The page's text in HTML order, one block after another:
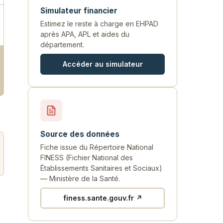
Simulateur financier
Estimez le reste à charge en EHPAD
après APA, APL et aides du
département.
Accéder au simulateur
Source des données
Fiche issue du Répertoire National
FINESS (Fichier National des
Établissements Sanitaires et Sociaux)
— Ministère de la Santé.
finess.sante.gouv.fr ↗